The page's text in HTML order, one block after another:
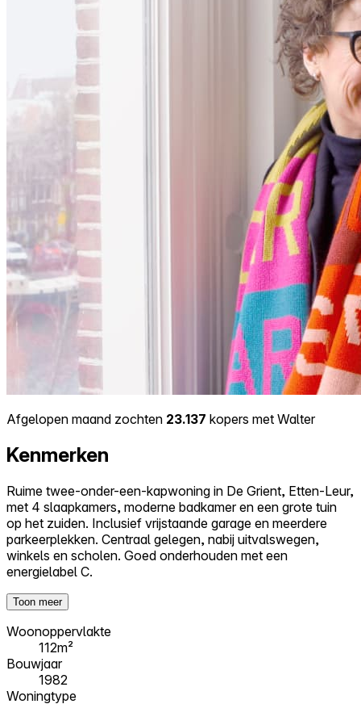
Afgelopen maand zochten 23.137 kopers met Walter
Kenmerken
Ruime twee-onder-een-kapwoning in De Grient, Etten-Leur,
met 4 slaapkamers, moderne badkamer en een grote tuin
op het zuiden. Inclusief vrijstaande garage en meerdere
parkeerplekken. Centraal gelegen, nabij uitvalswegen,
winkels en scholen. Goed onderhouden met een
energielabel C.
Toon meer
Woonoppervlakte
112m²
Bouwjaar
1982
Woningtype